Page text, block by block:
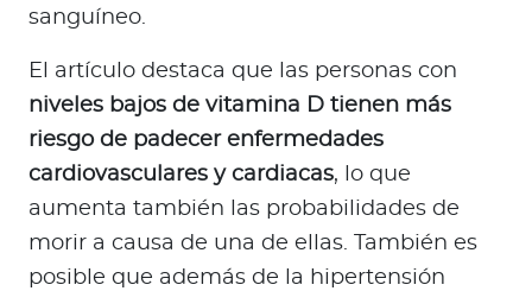
sanguíneo.
El artículo destaca que las personas con
niveles bajos de vitamina D tienen más
riesgo de padecer enfermedades
cardiovasculares y cardiacas, lo que
aumenta también las probabilidades de
morir a causa de una de ellas. También es
posible que además de la hipertensión